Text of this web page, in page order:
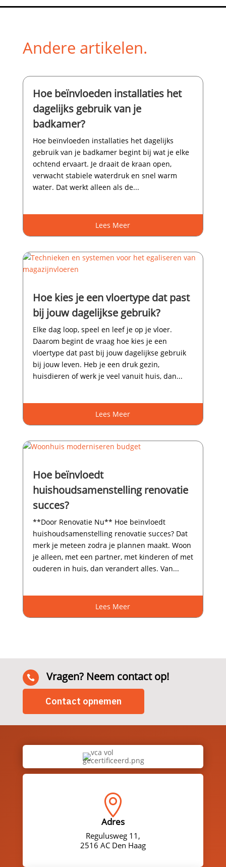
Andere artikelen.
Hoe beïnvloeden installaties het
dagelijks gebruik van je
badkamer?
Hoe beïnvloeden installaties het dagelijks
gebruik van je badkamer begint bij wat je elke
ochtend ervaart.​ Je draait de kraan open,
verwacht stabiele waterdruk en snel warm
water.​ Dat werkt alleen als de...
Lees Meer
Hoe kies je een vloertype dat past
bij jouw dagelijkse gebruik?
Elke dag loop, speel en leef je op je vloer.​
Daarom begint de vraag hoe kies je een
vloertype dat past bij jouw dagelijkse gebruik
bij jouw leven.​ Heb je een druk gezin,
huisdieren of werk je veel vanuit huis, dan...
Lees Meer
Hoe beïnvloedt
huishoudsamenstelling renovatie
succes?
**Door Renovatie Nu** Hoe beïnvloedt
huishoudsamenstelling renovatie succes? Dat
merk je meteen zodra je plannen maakt.​ Woon
je alleen, met een partner, met kinderen of met
ouderen in huis, dan verandert alles.​ Van...
Lees Meer
 Vragen? Neem contact op!
Contact opnemen

Adres
Regulusweg 11,
2516 AC Den Haag